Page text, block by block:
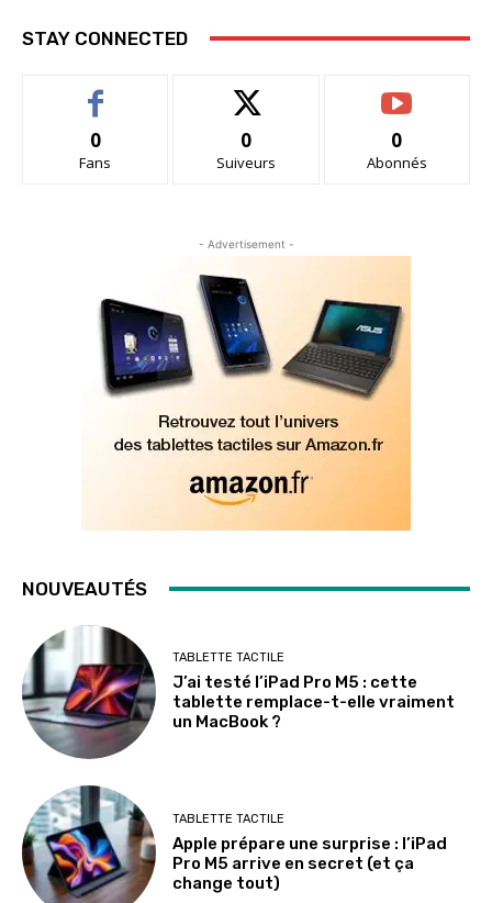
STAY CONNECTED
0
Fans
0
Suiveurs
0
Abonnés
- Advertisement -
NOUVEAUTÉS
TABLETTE TACTILE
J’ai testé l’iPad Pro M5 : cette
tablette remplace-t-elle vraiment
un MacBook ?
TABLETTE TACTILE
Apple prépare une surprise : l’iPad
Pro M5 arrive en secret (et ça
change tout)